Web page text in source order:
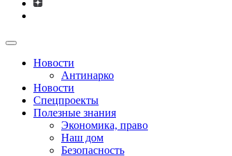
Новости
Антинарко
Новости
Спецпроекты
Полезные знания
Экономика, право
Наш дом
Безопасность